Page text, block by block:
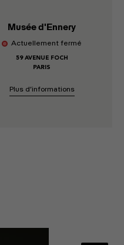
Musée d'Ennery
Actuellement fermé
59 AVENUE FOCH
PARIS
Plus d’informations